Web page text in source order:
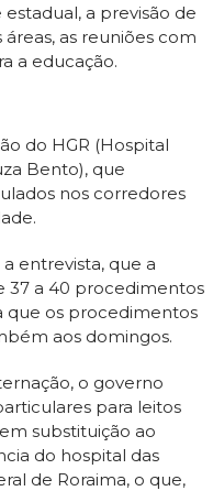
a previsão de
as reuniões com
a educação.
do HGR (Hospital
Bento), que
nos corredores
entrevista, que a
37 a 40 procedimentos
que os procedimentos
aos domingos.
o governo
para leitos
substituição ao
do hospital das
de Roraima, o que,